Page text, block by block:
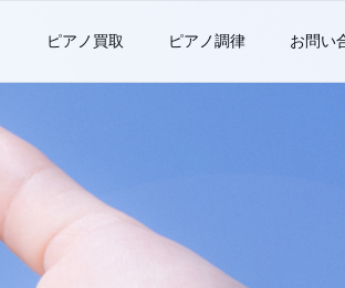
ピアノ買取 ピアノ調律 お問い